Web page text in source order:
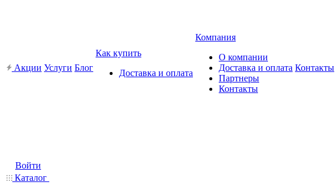
Акции Услуги Блог
Как купить
Доставка и оплата
Компания
О компании
Доставка и оплата
Партнеры
Контакты
Контакты
Войти
Каталог